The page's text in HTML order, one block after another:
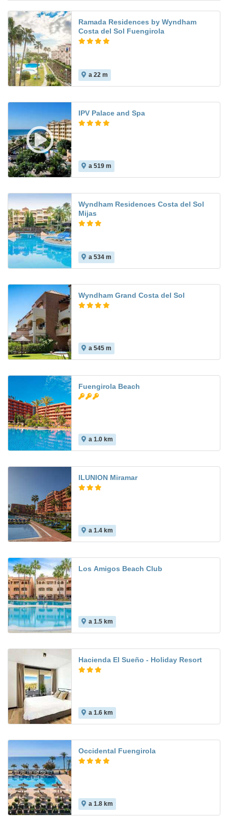
Ramada Residences by Wyndham
Costa del Sol Fuengirola
a 22 m
IPV Palace and Spa
a 519 m
Wyndham Residences Costa del Sol
Mijas
a 534 m
Wyndham Grand Costa del Sol
a 545 m
Fuengirola Beach
a 1.0 km
ILUNION Miramar
a 1.4 km
Los Amigos Beach Club
a 1.5 km
Hacienda El Sueño - Holiday Resort
a 1.6 km
Occidental Fuengirola
a 1.8 km